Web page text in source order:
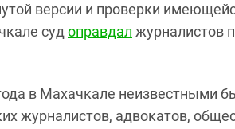
версии и проверки
судоправдал журналистов
в Махачкале неизвестными
журналистов, адвокатов,